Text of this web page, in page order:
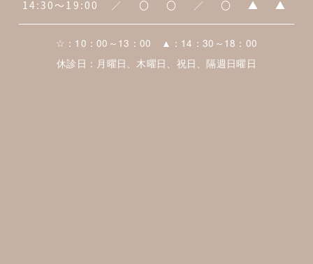
14:30～19:00
／ 〇 〇 ／ 〇 ▲ ▲
☆：10：00～13：00 ▲：14：30～18：00
休診日：月曜日、木曜日、祝日、隔週日曜日